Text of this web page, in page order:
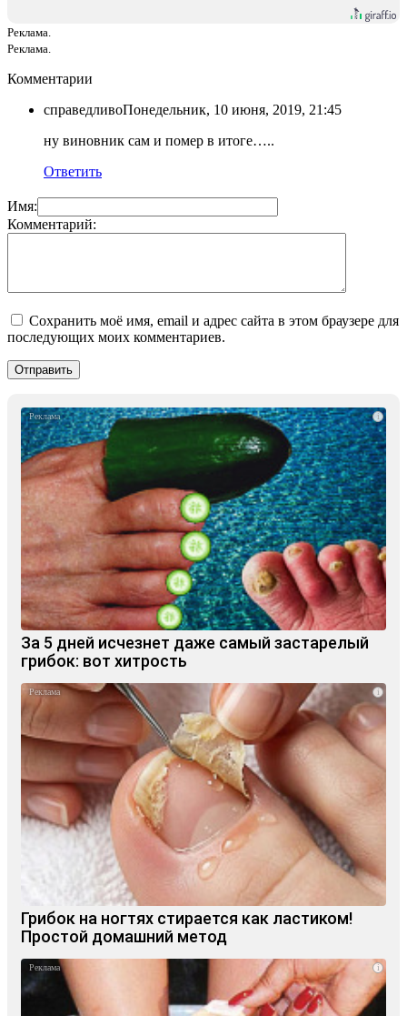
Реклама.
Реклама.
Комментарии
справедливоПонедельник, 10 июня, 2019, 21:45
ну виновник сам и помер в итоге…..
Ответить
Имя:
Комментарий:
Сохранить моё имя, email и адрес сайта в этом браузере для
последующих моих комментариев.
i
За 5 дней исчезнет даже самый застарелый
грибок: вот хитрость
i
Грибок на ногтях стирается как ластиком!
Простой домашний метод
i